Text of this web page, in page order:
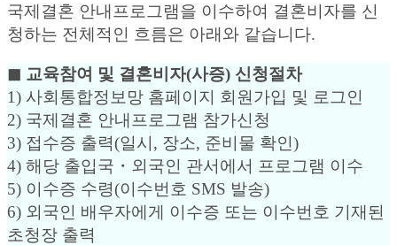
국제결혼 안내프로그램을 이수하여 결혼비자를 신
청하는 전체적인 흐름은 아래와 같습니다.
◼︎ 교육참여 및 결혼비자(사증) 신청절차
1) 사회통합정보망 홈페이지 회원가입 및 로그인
2) 국제결혼 안내프로그램 참가신청
3) 접수증 출력(일시, 장소, 준비물 확인)
4) 해당 출입국・외국인 관서에서 프로그램 이수
5) 이수증 수령(이수번호 SMS 발송)
6) 외국인 배우자에게 이수증 또는 이수번호 기재된
초청장 출력